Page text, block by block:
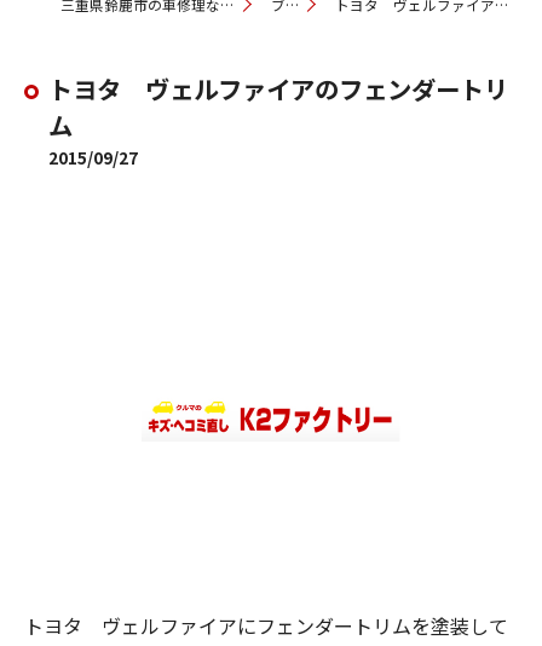
三重県鈴鹿市の車修理ならK2ファクトリー ブログ トヨタ ヴェルファイアのフェンダートリム
トヨタ ヴェルファイアのフェンダートリ
ム
2015/09/27
トヨタ ヴェルファイアにフェンダートリムを塗装して